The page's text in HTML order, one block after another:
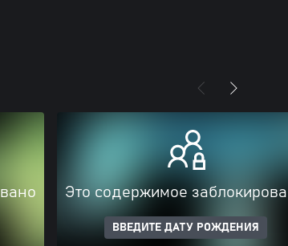
Это содержимое
ВВЕДИТЕ ДАТУ РОЖДЕНИЯ